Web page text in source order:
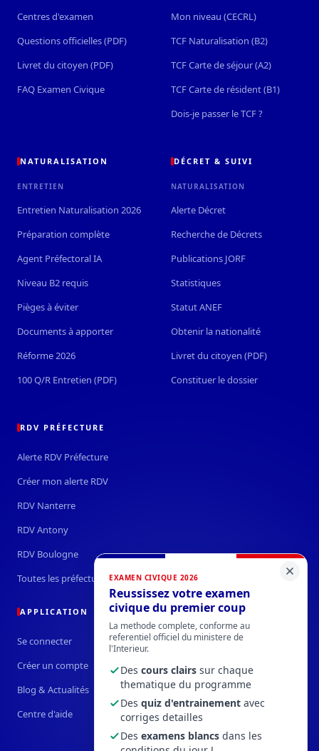
EXAMEN CIVIQUE 2026
Reussissez votre examen
civique du premier coup
La methode complete, conforme au
referentiel officiel du ministere de
l'Interieur.
Des cours clairs sur chaque
thematique du programme
Des quiz d'entrainement avec
corriges detailles
Des examens blancs dans les
Centres d'examen
Questions officielles (PDF)
Livret du citoyen (PDF)
FAQ Examen Civique
Mon niveau (CECRL)
TCF Naturalisation (B2)
TCF Carte de séjour (A2)
TCF Carte de résident (B1)
Dois-je passer le TCF ?
NATURALISATION
ENTRETIEN
Entretien Naturalisation 2026
Préparation complète
Agent Préfectoral IA
Niveau B2 requis
Pièges à éviter
Documents à apporter
Réforme 2026
100 Q/R Entretien (PDF)
DÉCRET & SUIVI
NATURALISATION
Alerte Décret
Recherche de Décrets
Publications JORF
Statistiques
Statut ANEF
Obtenir la nationalité
Livret du citoyen (PDF)
Constituer le dossier
RDV PRÉFECTURE
Alerte RDV Préfecture
Créer mon alerte RDV
RDV Nanterre
RDV Antony
RDV Boulogne
Toutes les préfectures →
APPLICATION
Se connecter
Créer un compte
Blog & Actualités
Centre d'aide